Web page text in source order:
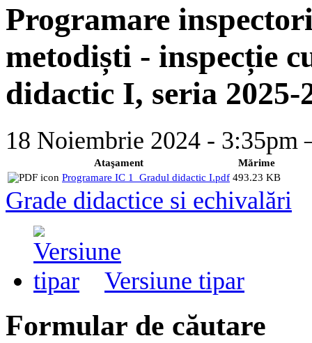
Programare
metodiști - inspecție
didactic I, seria 2025-
18 Noiembrie 2024 -
Ataşament
Mărime
Programare IC 1_Gradul didactic I.pdf 493.23 KB
Grade didactice si echivalări
Versiune tipar
Formular de căutare